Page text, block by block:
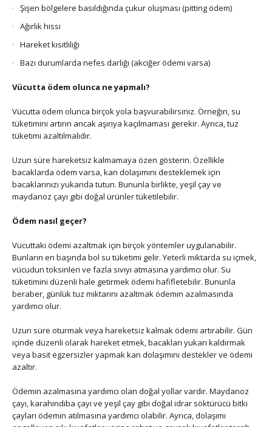
Şişen bölgelere basıldığında çukur oluşması (pitting ödem)
Ağırlık hissi
Hareket kısıtlılığı
Bazı durumlarda nefes darlığı (akciğer ödemi varsa)
Vücutta ödem olunca ne yapmalı?
Vücutta ödem olunca birçok yola başvurabilirsiniz. Örneğin, su
tüketimini artırın ancak aşırıya kaçılmaması gerekir. Ayrıca, tuz
tüketimi azaltılmalıdır.
Uzun süre hareketsiz kalmamaya özen gösterin. Özellikle
bacaklarda ödem varsa, kan dolaşımını desteklemek için
bacaklarınızı yukarıda tutun. Bununla birlikte, yeşil çay ve
maydanoz çayı gibi doğal ürünler tüketilebilir.
Ödem nasıl geçer?
Vücuttaki ödemi azaltmak için birçok yöntemler uygulanabilir.
Bunların en başında bol su tüketimi gelir. Yeterli miktarda su içmek,
vücudun toksinleri ve fazla sıvıyı atmasına yardımcı olur. Su
tüketimini düzenli hale getirmek ödemi hafifletebilir. Bununla
beraber, günlük tuz miktarını azaltmak ödemin azalmasında
yardımcı olur.
Uzun süre oturmak veya hareketsiz kalmak ödemi artırabilir. Gün
içinde düzenli olarak hareket etmek, bacakları yukarı kaldırmak
veya basit egzersizler yapmak kan dolaşımını destekler ve ödemi
azaltır.
Ödemin azalmasına yardımcı olan doğal yollar vardır. Maydanoz
çayı, karahindiba çayı ve yeşil çay gibi doğal idrar söktürücü bitki
çayları ödemin atılmasına yardımcı olabilir. Ayrıca, dolaşımı